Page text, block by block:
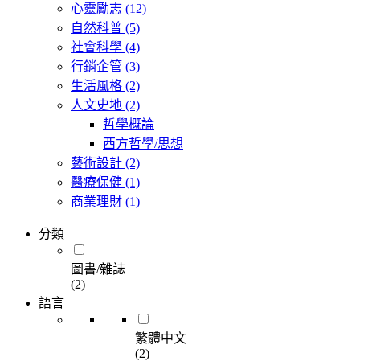
心靈勵志 (12)
自然科普 (5)
社會科學 (4)
行銷企管 (3)
生活風格 (2)
人文史地 (2)
哲學概論
西方哲學/思想
藝術設計 (2)
醫療保健 (1)
商業理財 (1)
分類
圖書/雜誌
(2)
語言
繁體中文
(2)